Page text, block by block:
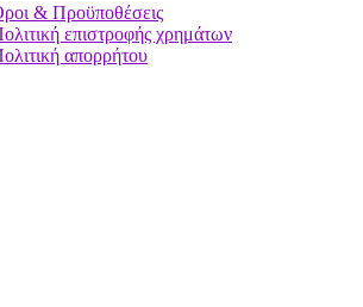
& Προϋποθέσεις
επιστροφής χρημάτων
απορρήτου